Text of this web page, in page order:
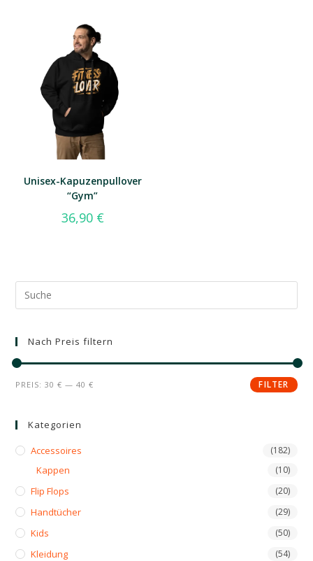
Unisex-Kapuzenpullover
“Gym”
36,90 €
Nach Preis filtern
FILTER
PREIS:30 € —40 €
Kategorien
Accessoires (182)
Kappen (10)
Flip Flops (20)
Handtücher (29)
Kids (50)
Kleidung (54)